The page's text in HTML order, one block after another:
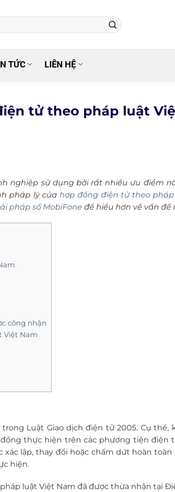
TỨC LIÊN HỆ
tử theo pháp luật
nghiệp sử dụng bởi rất nhiều ưu điểm
pháp lý của hợp đồng điện tử theo
pháp số MobiFone để hiểu hơn về vấn đề
công nhận
Việt Nam
Luật Giao dịch điện tử 2005. Cụ thể,
thực hiện trên các phương tiện điện
lập, thay đổi hoặc chấm dứt hoàn toàn
hiện.
luật Việt Nam đã được thừa nhận tại